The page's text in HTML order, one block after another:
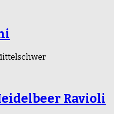
Ravioli